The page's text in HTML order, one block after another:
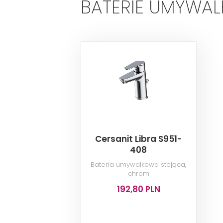
BATERIE
Cersanit Libra S951-
408
Bateria umywalkowa stojąca,
chrom
192,80 PLN